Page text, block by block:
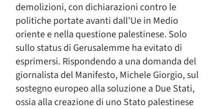
demolizioni, con dichiarazioni contro le
politiche portate avanti dall’Ue in Medio
oriente e nella questione palestinese. Solo
sullo status di Gerusalemme ha evitato di
esprimersi. Rispondendo a una domanda del
giornalista del Manifesto, Michele Giorgio, sul
sostegno europeo alla soluzione a Due Stati,
ossia alla creazione di uno Stato palestinese